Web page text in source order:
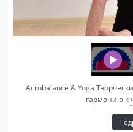
Acrobalance & Yoga
гармонию к